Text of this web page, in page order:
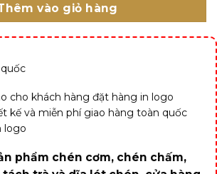
vào giỏ hàng
cho khách hàng đặt hàng in logo
kế và miễn phí giao hàng toàn quốc
logo
phẩm chén cơm, chén chấm,